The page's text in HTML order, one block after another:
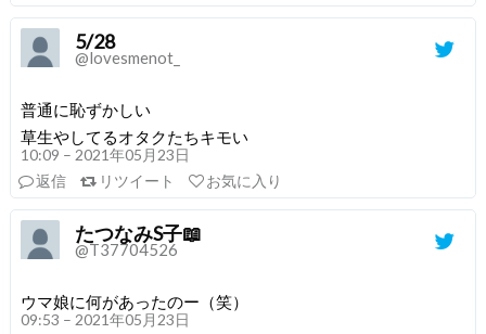
5/28
@lovesmenot_
普通に恥ずかしい
草生やしてるオタクたちキモい
10:09 – 2021年05月23日
返信
リツイート お気に入り
たつなみS子📖
@T37704526
ウマ娘に何があったのー（笑）
09:53 – 2021年05月23日